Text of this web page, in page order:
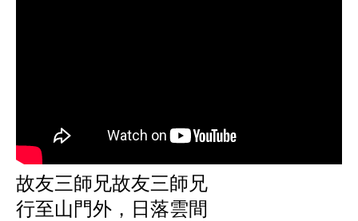
故友三師兄故友三師兄
行至山門外，日落雲間